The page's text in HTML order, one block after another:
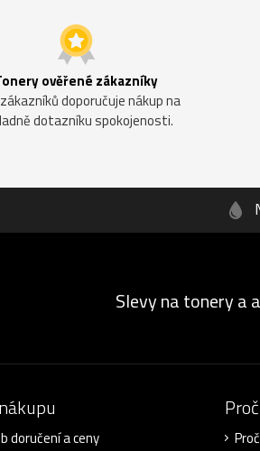
ověřené zákazníky
doporučuje nákup na
dotazníku spokojenosti.
Slevy na tonery a
doručení a ceny